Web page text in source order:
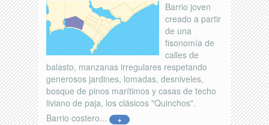
Barrio joven
creado a partir
de una
fisonomía de
calles de
balasto, manzanas irregulares respetando
generosos jardines, lomadas, desniveles,
bosque de pinos marítimos y casas de techo
liviano de paja, los clásicos "Quinchos".
Barrio costero...
+